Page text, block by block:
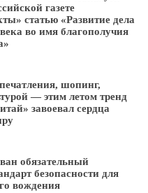
газете
статью «Развитие дела
во имя благополучия
шопинг,
— этим летом тренд
завоевал сердца
обязательный
безопасности для
вождения